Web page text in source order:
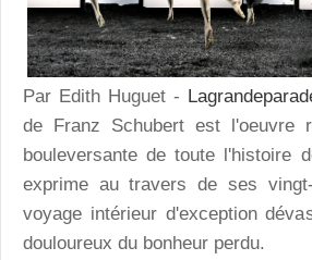
Par Edith Huguet -
de Franz Schubert est l'oeuvre
bouleversante de toute l'histoire
exprime au travers de ses
voyage intérieur d'exception
douloureux du bonheur perdu.